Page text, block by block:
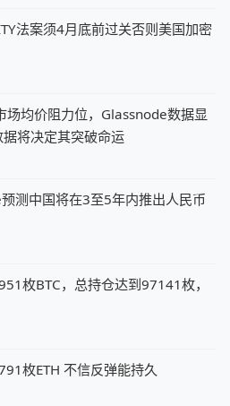
法案须4月底前过关否则美国加密
场均价阻力位，Glassnode数据显
将决定其突破命运
测中国将在3至5年内推出人民币
枚BTC，总持仓达到97141枚，
枚ETH 不信反弹能持久